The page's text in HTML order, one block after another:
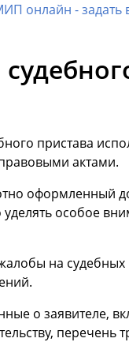
онлайн - задать
пристава
актами.
оформленный
особое
на
о заявителе,